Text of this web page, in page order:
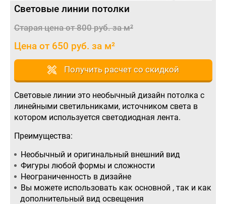
Световые линии потолки
Старая цена от 800 руб. за м²
Цена от 650 руб. за м²
Получить расчет со скидкой
Световые линии это необычный дизайн потолка с
линейными светильниками, источником света в
котором используется светодиодная лента.
Преимущества:
Необычный и оригинальный внешний вид
Фигуры любой формы и сложности
Неограниченность в дизайне
Вы можете использовать как основной , так и как
дополнительный вид освещения